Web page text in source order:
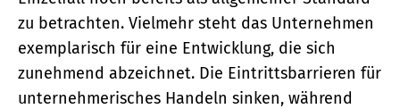
zu betrachten. Vielmehr steht das Unternehmen
exemplarisch für eine Entwicklung, die sich
zunehmend abzeichnet. Die Eintrittsbarrieren für
unternehmerisches Handeln sinken, während